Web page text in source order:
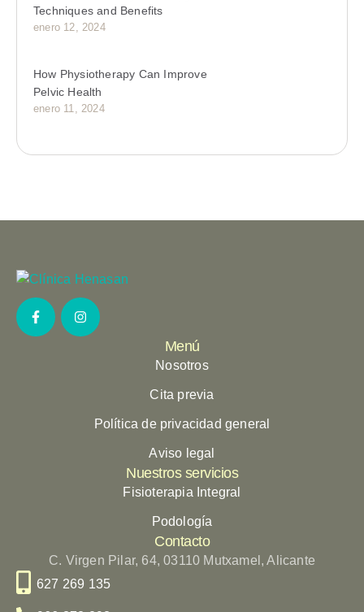
Techniques and Benefits
enero 12, 2024
How Physiotherapy Can Improve
Pelvic Health
enero 11, 2024
Menú
Nosotros
Cita previa
Política de privacidad general
Aviso legal
Nuestros servicios
Fisioterapia Integral
Podología
Contacto
C. Virgen Pilar, 64, 03110 Mutxamel, Alicante
627 269 135